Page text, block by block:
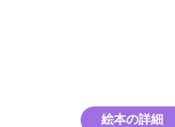
絵本の詳細